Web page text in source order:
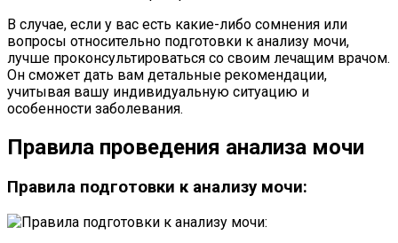
В случае, если у вас есть какие-либо сомнения или
вопросы относительно подготовки к анализу мочи,
лучше проконсультироваться со своим лечащим врачом.
Он сможет дать вам детальные рекомендации,
учитывая вашу индивидуальную ситуацию и
особенности заболевания.
Правила проведения анализа мочи
Правила подготовки к анализу мочи: